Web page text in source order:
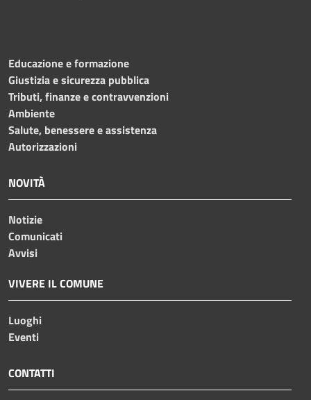
Educazione e formazione
Giustizia e sicurezza pubblica
Tributi, finanze e contravvenzioni
Ambiente
Salute, benessere e assistenza
Autorizzazioni
NOVITÀ
Notizie
Comunicati
Avvisi
VIVERE IL COMUNE
Luoghi
Eventi
CONTATTI